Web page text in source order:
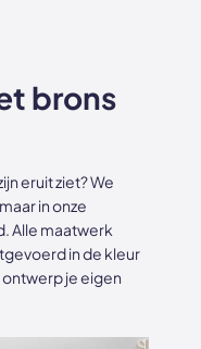
brons
eruit ziet? We
in onze
Alle maatwerk
in de kleur
je eigen